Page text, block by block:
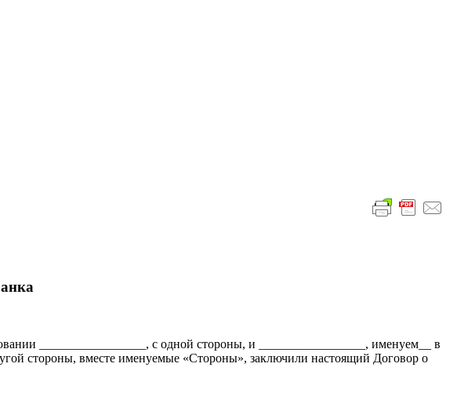
_________________, с одной стороны, и _________________, именуем__ в
стороны, вместе именуемые «Стороны», заключили настоящий Договор о